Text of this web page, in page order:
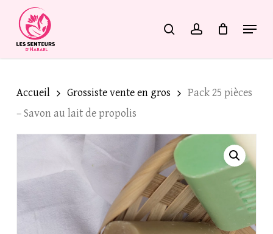
main
searchaccount Menu
Accueil Grossiste vente en gros
Pack 25 pièces
– Savon au lait de propolis
publiée.Les champs obligatoires
sont indiqués avec
Votre note*
Votre avis*